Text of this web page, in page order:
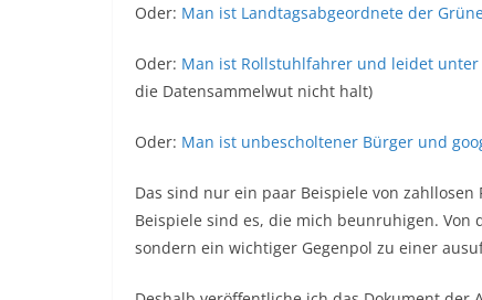
Oder: Man ist Landtagsabgeordnete der
Oder: Man ist Rollstuhlfahrer und leidet unter
die Datensammelwut nicht halt)
Oder: Man ist unbescholtener Bürger und
Das sind nur ein paar Beispiele von
Beispiele sind es, die mich beunruhigen.
sondern ein wichtiger Gegenpol zu einer